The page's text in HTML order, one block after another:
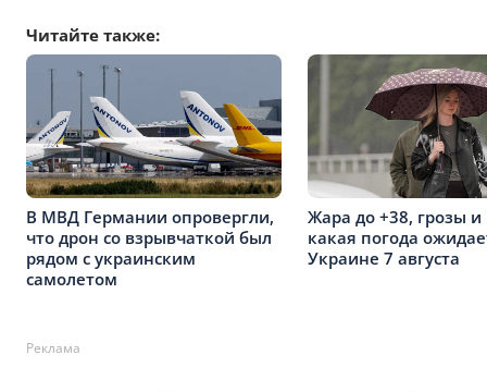
Читайте также:
В МВД Германии опровергли,
что дрон со взрывчаткой был
рядом с украинским
самолетом
Жара до +38, грозы и
какая погода
Украине 7 августа
Реклама